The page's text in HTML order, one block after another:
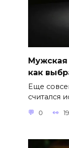
как
Еще
считался
0